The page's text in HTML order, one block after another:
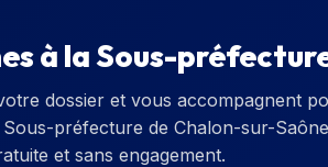
à laSous-
dossier et vous accompagnent
Sous-préfecture de Chalon-sur-Saône
et sans engagement.